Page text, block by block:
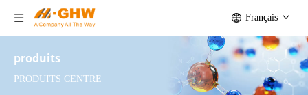
Français
produits
PRODUITS CENTRE